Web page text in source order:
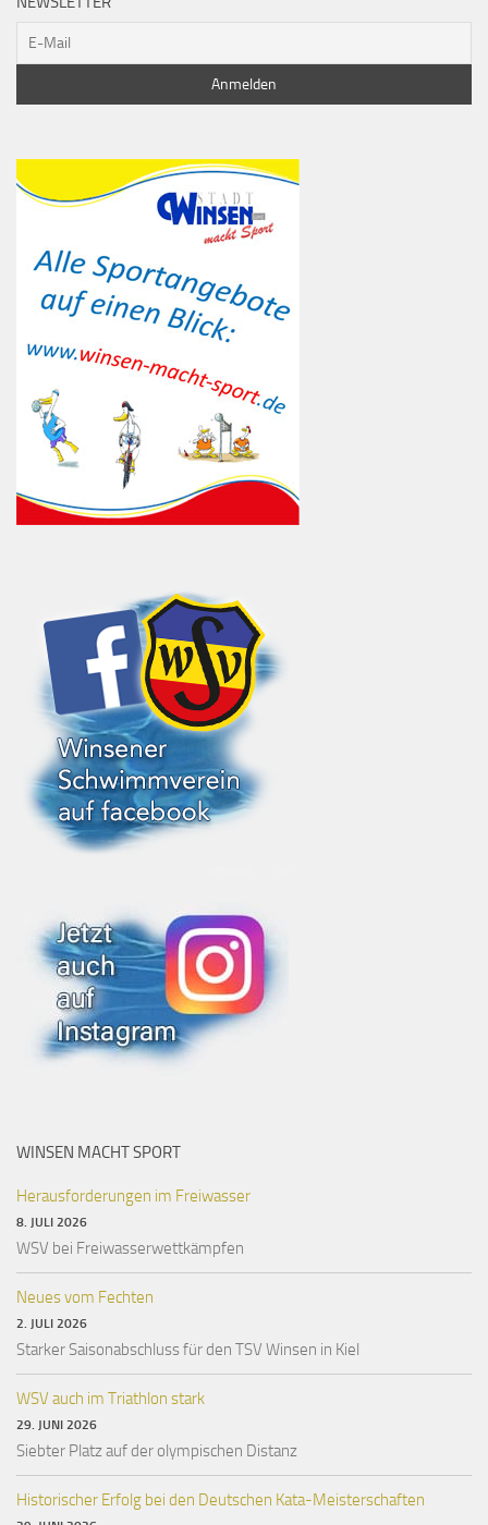
WINSEN MACHT SPORT
Herausforderungen im Freiwasser
8. JULI 2026
WSV bei Freiwasserwettkämpfen
Neues vom Fechten
2. JULI 2026
Starker Saisonabschluss für den TSV Winsen in Kiel
WSV auch im Triathlon stark
29. JUNI 2026
Siebter Platz auf der olympischen Distanz
Historischer Erfolg bei den Deutschen Kata-Meisterschaften